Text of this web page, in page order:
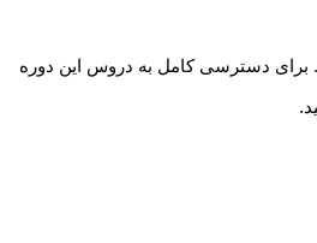
دسترسی کامل به دروس این دوره